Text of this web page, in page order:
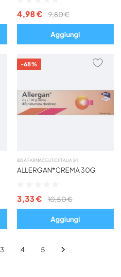
4,98 € 9,80 €
Aggiungi
AGGIUNGI
PREFERITI
-68%
IBSA FARMACEUTICI ITALIA Srl
ALLERGAN*CREMA 30G
3,33 € 10,50 €
Aggiungi
3 4 5